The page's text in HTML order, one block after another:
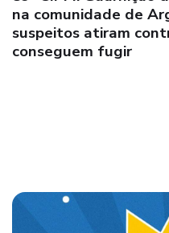
na comunidade de
suspeitos atiram
conseguem fugir